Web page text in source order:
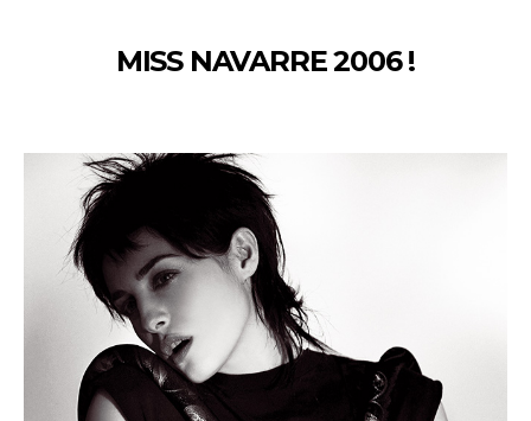
MISS NAVARRE 2006 !